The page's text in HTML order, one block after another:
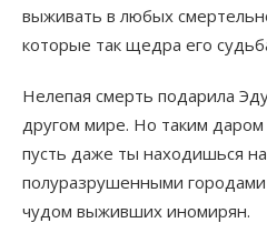
выживать в любых
которые так щедра его
Нелепая смерть подарила
другом мире. Но таким даром
пусть даже ты находишься на
полуразрушенными
чудом выживших иномирян.